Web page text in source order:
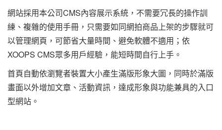
網站採用本公司CMS內容展示系統，不需要冗長的操作訓
練、複雜的使用手冊，只需要如同網拍商品上架的步驟就可
以管理網頁，可節省大量時間、避免軟體不適用；依
XOOPS CMS眾多用戶經驗，能短時間自行上手。
首頁自動依瀏覽者裝置大小產生滿版形象大圖，同時於滿版
畫面以外增加文章、活動資訊，達成形象與功能兼具的入口
型網站。